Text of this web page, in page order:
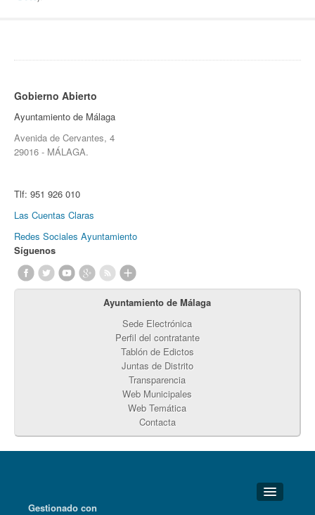
Gobierno Abierto
Ayuntamiento de Málaga
Avenida de Cervantes, 4
29016 - MÁLAGA.
Tlf: 951 926 010
Las Cuentas Claras
Redes Sociales Ayuntamiento
Síguenos
Ayuntamiento de Málaga
Sede Electrónica
Perfil del contratante
Tablón de Edictos
Juntas de Distrito
Transparencia
Web Municipales
Web Temática
Contacta
Gestionado con